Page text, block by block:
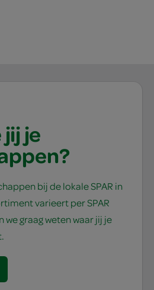
je
bij de lokale SPAR in
varieert per SPAR
graag weten waar jij je